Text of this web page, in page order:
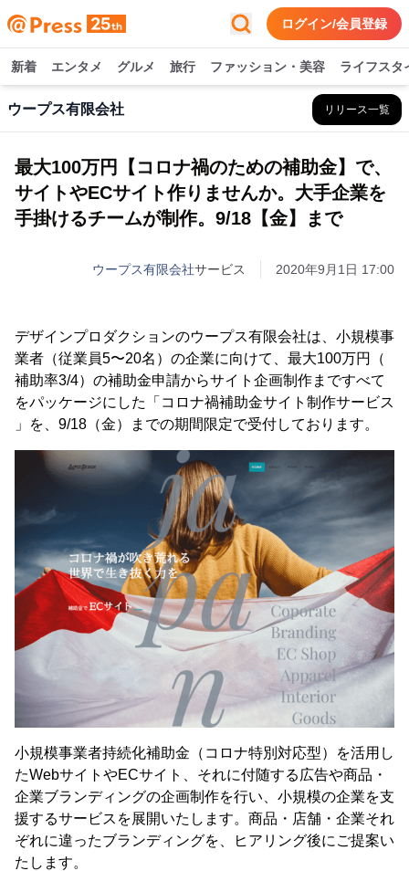
ログイン/会員登録
新着 エンタメ グルメ 旅行 ファッション・美容 ライフスタ
ウープス有限会社 リリース一覧
最大100万円【コロナ禍のための補助金】で、
サイトやECサイト作りませんか。大手企業を
手掛けるチームが制作。9/18【金】まで
ウープス有限会社サービス 2020年9月1日 17:00
デザインプロダクションのウープス有限会社は、小規模事
業者（従業員5〜20名）の企業に向けて、最大100万円（
補助率3/4）の補助金申請からサイト企画制作まですべて
をパッケージにした「コロナ禍補助金サイト制作サービス
」を、9/18（金）までの期間限定で受付しております。
小規模事業者持続化補助金（コロナ特別対応型）を活用し
たWebサイトやECサイト、それに付随する広告や商品・
企業ブランディングの企画制作を行い、小規模の企業を支
援するサービスを展開いたします。商品・店舗・企業それ
ぞれに違ったブランディングを、ヒアリング後にご提案い
たします。